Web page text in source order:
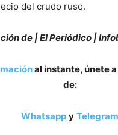
del crudo ruso.
de | ElPeriódico |
al instante, únete
de:
Whatsapp y Telegram